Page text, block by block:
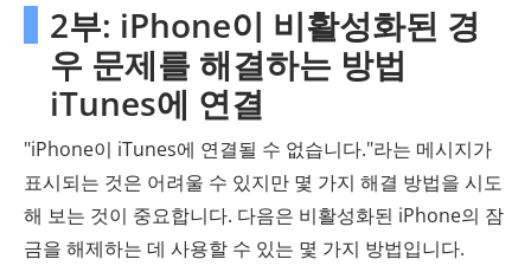
2부: iPhone이 비활성화된 경
우 문제를 해결하는 방법
iTunes에 연결
"iPhone이 iTunes에 연결될 수 없습니다."라는 메시지가
표시되는 것은 어려울 수 있지만 몇 가지 해결 방법을 시도
해 보는 것이 중요합니다. 다음은 비활성화된 iPhone의 잠
금을 해제하는 데 사용할 수 있는 몇 가지 방법입니다.